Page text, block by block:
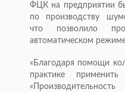
ФЦК на предприятии
по производству
что позволило
автоматическом
«Благодаря помощи
практике применить